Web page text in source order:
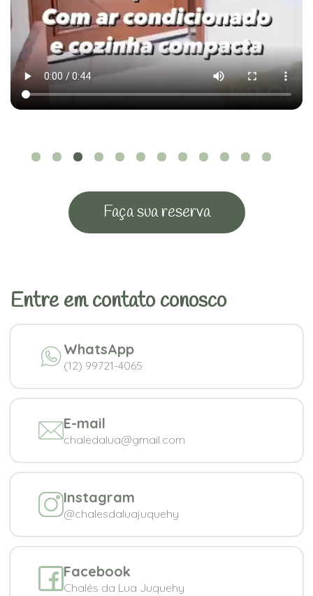
Faça sua reserva
Entre em contato conosco
WhatsApp
(12) 99721-4065
E-mail
chaledalua@gmail.com
Instagram
@chalesdaluajuquehy
Facebook
Chalés da Lua Juquehy